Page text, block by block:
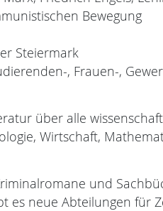
Bewegung
Steiermark
, Frauen-,
über alle
Wirtschaft,
und
es neue Abteilungen für